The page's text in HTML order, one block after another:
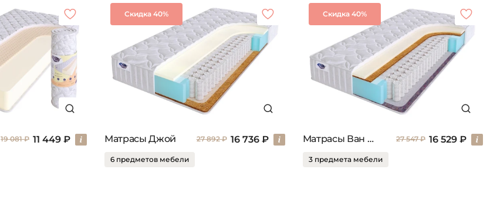
19 081 ₽ 11 449 ₽
Скидка 40%
Матрасы Джой 27 892 ₽ 16 736 ₽
6 предметов мебели
Скидка 40%
Матрасы Ван сайд 27 547 ₽ 16 529 ₽
3 предмета мебели